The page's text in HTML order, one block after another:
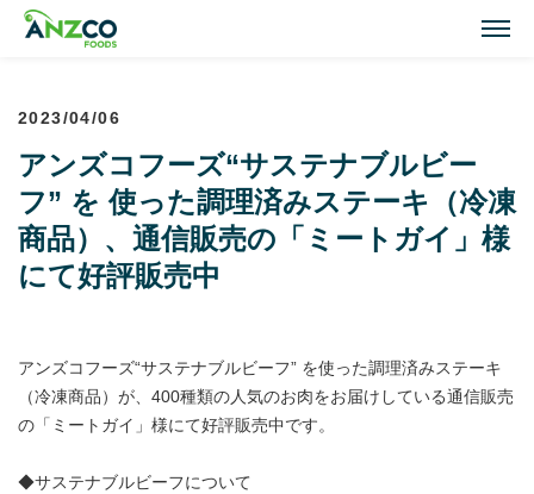
ラム肉のおすすめレシピ
Our Activities
おいしい情報
Topics
2023/04/06
アンズコフーズ“サステナブルビー
フ” を 使った調理済みステーキ（冷凍
商品）、通信販売の「ミートガイ」様
にて好評販売中
アンズコフーズ“サステナブルビーフ” を使った調理済みステーキ
（冷凍商品）が、400種類の人気のお肉をお届けしている通信販売
の「ミートガイ」様にて好評販売中です。
◆サステナブルビーフについて